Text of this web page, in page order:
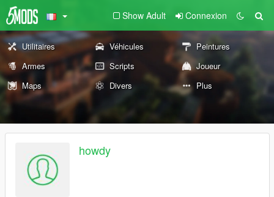
Show Adult Connexion
Utilitaires Véhicules
Peintures
Armes
Scripts
Joueur
Maps
Divers Plus
howdy